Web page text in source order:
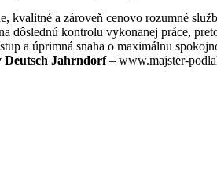
kvalitné a zároveň cenovo rozumné
dôslednú kontrolu vykonanej práce,
a úprimná snaha o maximálnu
Deutsch Jahrndorf– www.majster-